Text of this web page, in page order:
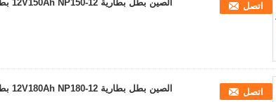
اتصل
اتصل